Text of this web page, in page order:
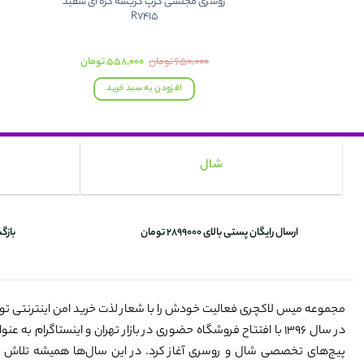
R7415
۶۵۰,۰۰۰تومان قیمت
اصلی:
۶۵۰,۰۰۰ تومان
بود.
۵۵۸,۰۰۰تومانقیمت
افزودن به سبد خرید
شال
ارسال رایگان پستی بالای 2899000 تومان
مجموعه میس لاکچری فعالیت خودش را با شعار لذت خرید امن اینترنتی
در سال ۱۳۹۶ با افتتاح فروشگاه حضوری در بازار تهران و اینستاگرام
پیج‌های تخصصی شال و روسری آغاز کرد. در این سال‌ها همیشه